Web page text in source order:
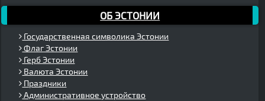
ОБ ЭСТОНИИ
Государственная символика Эстонии
Флаг Эстонии
Герб Эстонии
Валюта Эстонии
Праздники
Административное устройство